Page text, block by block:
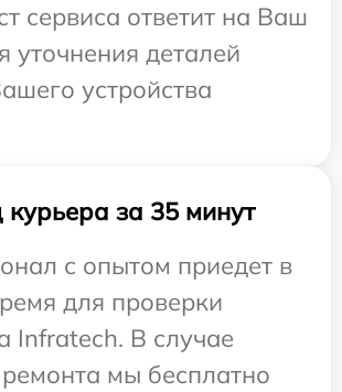
сервиса ответит на Ваш
уточнения деталей
устройства
за 35 минут
с опытом приедет в
для проверки
Infratech. В случае
мы бесплатно